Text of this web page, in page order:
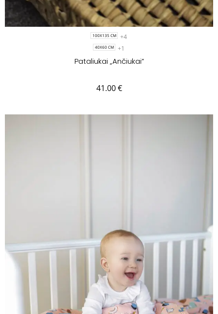
100X135 CM +4
40X60 CM +1
Pataliukai „Ančiukai”
41.00€